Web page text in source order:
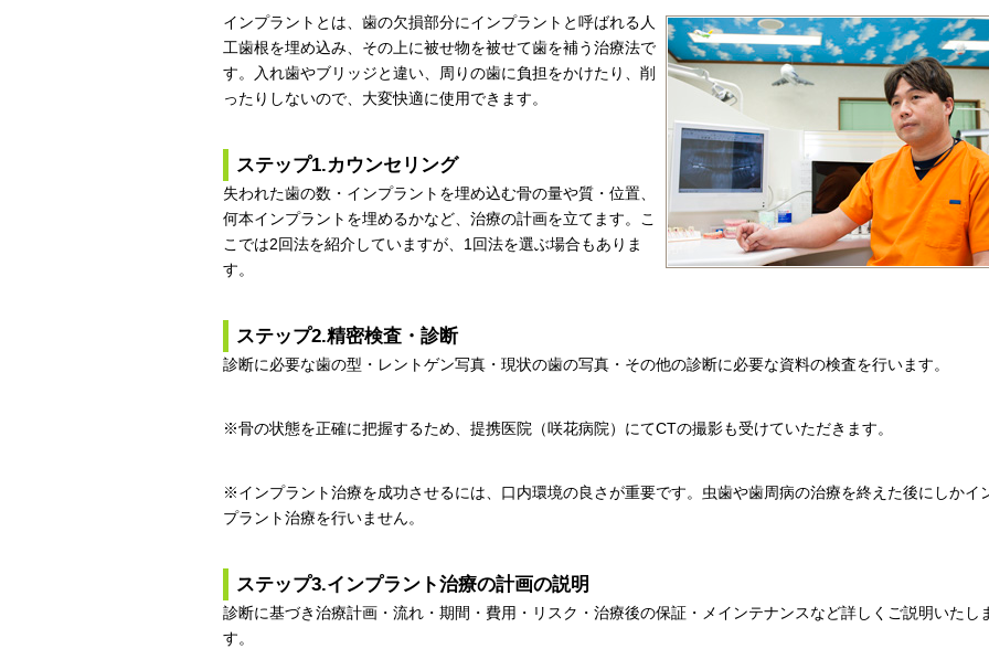
インプラントとは、歯の欠損部分にインプラントと呼ばれる人
工歯根を埋め込み、その上に被せ物を被せて歯を補う治療法で
す。入れ歯やブリッジと違い、周りの歯に負担をかけたり、削
ったりしないので、大変快適に使用できます。
ステップ1.カウンセリング
失われた歯の数・インプラントを埋め込む骨の量や質・位置、
何本インプラントを埋めるかなど、治療の計画を立てます。こ
こでは2回法を紹介していますが、1回法を選ぶ場合もありま
す。
ステップ2.精密検査・診断
診断に必要な歯の型・レントゲン写真・現状の歯の写真・その他の診断に必要な資料の検査を行います。
※骨の状態を正確に把握するため、提携医院（咲花病院）にてCTの撮影も受けていただきます。
※インプラント治療を成功させるには、口内環境の良さが重要です。虫歯や歯周病の治療を終えた後にしかイ
プラント治療を行いません。
ステップ3.インプラント治療の計画の説明
診断に基づき治療計画・流れ・期間・費用・リスク・治療後の保証・メインテナンスなど詳しくご説明いたし
す。